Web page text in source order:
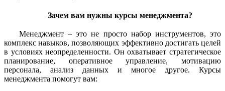
Зачем вам нужны курсы менеджмента?
Менеджмент – это не просто набор инструментов, это
комплекс навыков, позволяющих эффективно достигать целей
в условиях неопределенности. Он охватывает стратегическое
планирование, оперативное управление, мотивацию
персонала, анализ данных и многое другое. Курсы
менеджмента помогут вам: